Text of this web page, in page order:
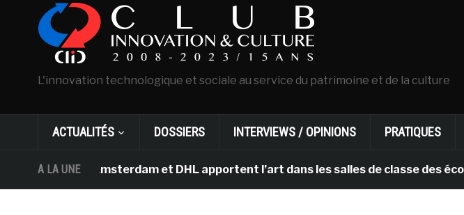
L'innovation technologique et sociale au service du patrimoine et de la culture
ACTUALITÉS DOSSIERS INTERVIEWS / OPINIONS PRATIQUES
A LA UNE
Gogh d’Amsterdam et DHL apportent l’art dans les salles de classe des écoles